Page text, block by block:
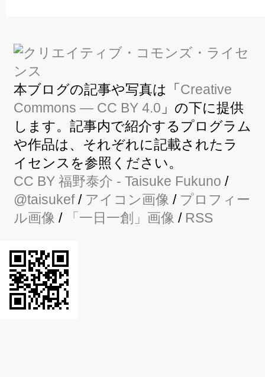
本ブログの記事や写真は「 Creative
Commons — CC BY 4.0 」の下に提供
します。記事内で紹介するプログラム
や作品は、それぞれに記載されたラ
イセンスを参照ください。
CC BY 福野泰介 - Taisuke Fukuno /
@taisukef/ アイコン画像 / プロフィー
ル画像 / 「一日一創」画像 / RSS